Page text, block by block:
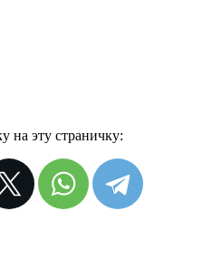
на эту страничку: